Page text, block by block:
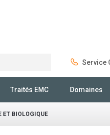
Service
Traités EMC Domaines
ET BIOLOGIQUE